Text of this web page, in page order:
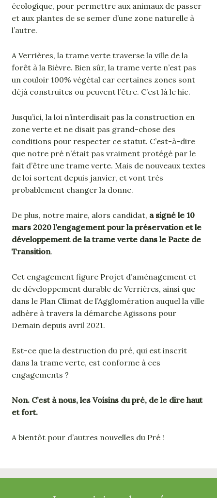
écologique, pour permettre aux animaux de passer
et aux plantes de se semer d’une zone naturelle à
l’autre.
A Verrières, la trame verte traverse la ville de la
forêt à la Bièvre. Bien sûr, la trame verte n’est pas
un couloir 100% végétal car certaines zones sont
déjà construites ou peuvent l’être. C’est là le hic.
Jusqu’ici, la loi n’interdisait pas la construction en
zone verte et ne disait pas grand-chose des
conditions pour respecter ce statut. C’est-à-dire
que notre pré n’était pas vraiment protégé par le
fait d’être une trame verte. Mais de nouveaux textes
de loi sortent depuis janvier, et vont très
probablement changer la donne.
De plus, notre maire, alors candidat, a signé le 10
mars 2020 l’engagement pour la préservation et le
développement de la trame verte dans le Pacte de
Transition.
Cet engagement figure Projet d’aménagement et
de développement durable de Verrières, ainsi que
dans le Plan Climat de l’Agglomération auquel la ville
adhère à travers la démarche Agissons pour
Demain depuis avril 2021.
Est-ce que la destruction du pré, qui est inscrit
dans la trame verte, est conforme à ces
engagements ?
Non. C’est à nous, les Voisins du pré, de le dire haut
et fort.
A bientôt pour d’autres nouvelles du Pré !